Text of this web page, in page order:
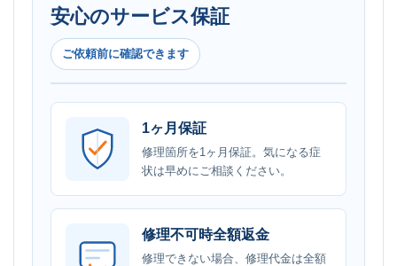
安心のサービス保証
ご依頼前に確認できます
1ヶ月保証
修理箇所を1ヶ月保証。気になる症
状は早めにご相談ください。
修理不可時全額返金
修理できない場合、修理代金は全額